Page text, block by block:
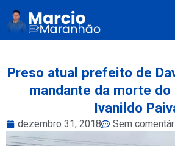
Preso atual prefeito de
mandante da morte
Ivanildo
dezembro 31, 2018 Sem